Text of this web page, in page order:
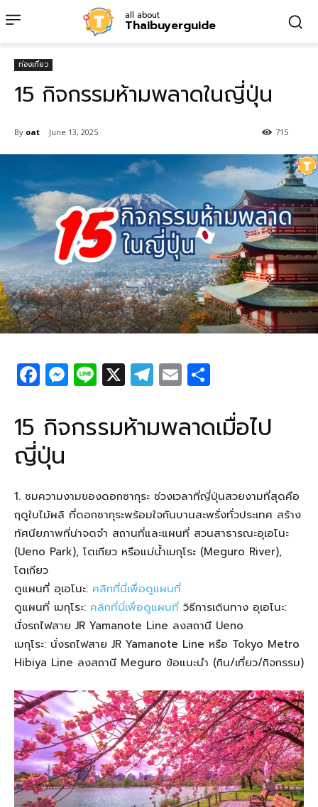
all about
Thaibuyerguide
ท่องเที่ยว
15 กิจกรรมห้ามพลาดในญี่ปุ่น
By oat June 13, 2025 715
F
a
c
e
b
o
o
k
M
e
ss
e
g
er
Li
n
e
X T
el
e
g
m
E
m
ailar
e
15 กิจกรรมห้ามพลาดเมื่อไป
ญี่ปุ่น
1. ชมความงามของดอกซากุระ ช่วงเวลาที่ญี่ปุ่นสวยงามที่สุดคือ
ฤดูใบไม้ผลิ ที่ดอกซากุระพร้อมใจกันบานสะพรั่งทั่วประเทศ สร้าง
ทัศนียภาพที่น่าจดจำ สถานที่และแผนที่ สวนสาธารณะอุเอโนะ
(Ueno Park), โตเกียว หรือแม่น้ำเมกุโระ (Meguro River),
โตเกียว
ดูแผนที่ อุเอโนะ: คลิกที่นี่เพื่อดูแผนที่
ดูแผนที่ เมกุโระ: คลิกที่นี่เพื่อดูแผนที่ วิธีการเดินทาง อุเอโนะ:
นั่งรถไฟสาย JR Yamanote Line ลงสถานี Ueno
เมกุโระ: นั่งรถไฟสาย JR Yamanote Line หรือ Tokyo Metro
Hibiya Line ลงสถานี Meguro ข้อแนะนำ (กิน/เที่ยว/กิจกรรม)